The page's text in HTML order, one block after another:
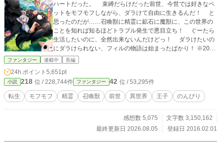
ハートだった。 束縛だらけだった前世、今世では好きなペ
ットをモフモフしながら、ダラけて自由に生きるんだ！ と
思ったのだが……召喚獣に精霊に鉱石に魔獣に、この世界の
ことを知れば知るほどトラブル発生で悪目立ち！ ぐーたら
生活したいのに、全然出来ないんだけどっ！ ダラけたいの
にダラけられない、フィルの物語は始まったばかり！ ※2016
年１１月。第１巻 2017年 ４月。第２巻 2017年 ９
巻 2018年 ８月。第６巻 2018年１２月。第７巻 201
9年 ５月。第８巻 2019年１０月。第９巻 2020年 ６
月。第１０巻 2020年１２月。第１１巻 2021年 ７
月。第１２巻 2022年 ２月。第１３巻 2022年 ８月。
６巻 2024年 ３月。第１７巻 2024年 ９月。第１８巻
2025年 ３月。第１９巻 出版しました。 PNもエリン
ファンタジー 連載中 長編
24h.ポイント 5,651pt
小説 218 位 / 228,744件 ファンタジー 42 位 / 53,295件
転生 モフモフ 精霊 召喚獣 前世 異世界 王子 のんびり
感想数 5,075
文字数 3,150,162
最終更新日 2026.08.05
登録日 2016.02.01